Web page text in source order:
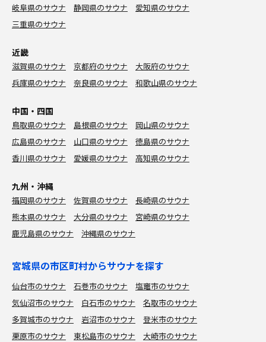
岐阜県のサウナ 静岡県のサウナ
愛知県のサウナ
三重県のサウナ
近畿
滋賀県のサウナ 京都府のサウナ
大阪府のサウナ
兵庫県のサウナ
奈良県のサウナ 和歌山県のサウナ
中国・四国
鳥取県のサウナ 島根県のサウナ
岡山県のサウナ
広島県のサウナ
山口県のサウナ
徳島県のサウナ
香川県のサウナ
愛媛県のサウナ 高知県のサウナ
九州・沖縄
福岡県のサウナ 佐賀県のサウナ
長崎県のサウナ
熊本県のサウナ
大分県のサウナ
宮崎県のサウナ
鹿児島県のサウナ
沖縄県のサウナ
宮城県の市区町村からサウナを探す
仙台市のサウナ 石巻市のサウナ
塩竈市のサウナ
気仙沼市のサウナ
白石市のサウナ
名取市のサウナ
多賀城市のサウナ
岩沼市のサウナ
登米市のサウナ
栗原市のサウナ
東松島市のサウナ
大崎市のサウナ